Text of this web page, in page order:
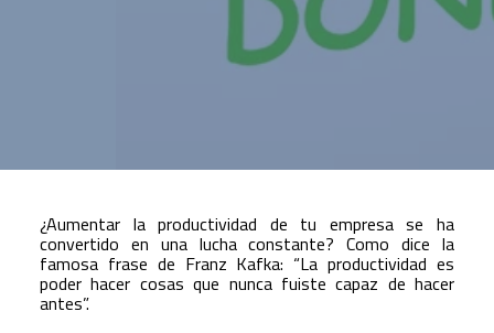
¿Aumentar la productividad de tu empresa se ha
convertido en una lucha constante? Como dice la
famosa frase de Franz Kafka: “La productividad es
poder hacer cosas que nunca fuiste capaz de hacer
antes”.